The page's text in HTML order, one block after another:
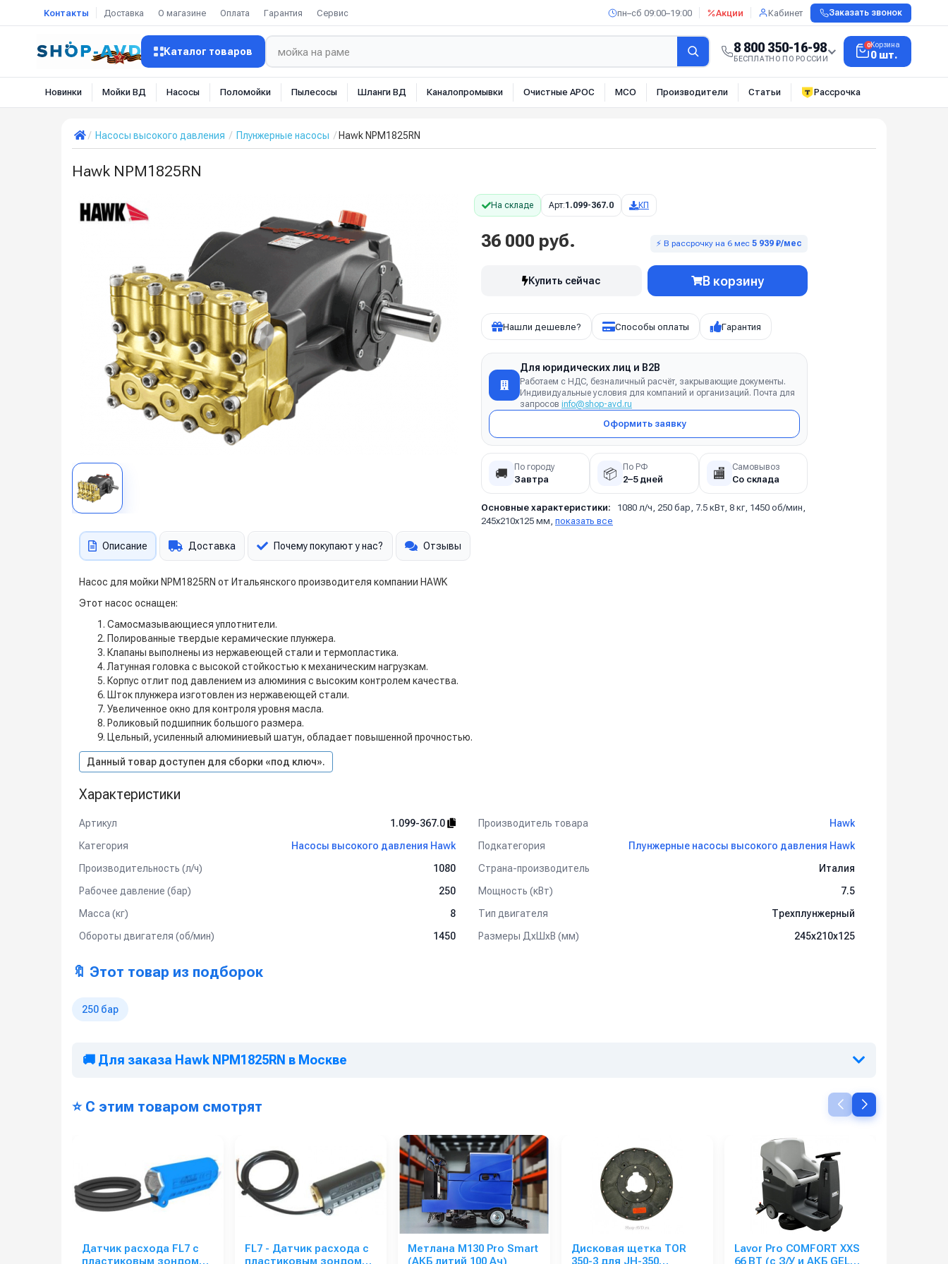
Контакты Доставка О магазине Оплата Гарантия Сервис пн–сб 09:00–19:00 Акции Кабинет Заказать звонок
Каталог товаров 8 800 350-16-98
БЕСПЛАТНО ПО РОССИИ
0Корзина
0 шт.
Новинки Мойки ВД Насосы Поломойки Пылесосы Шланги ВД Каналопромывки Очистные АРОС МСО Производители Статьи Рассрочка
Насосы высокого давления Плунжерные насосы Hawk NPM1825RN
Hawk NPM1825RN
На складе Арт:1.099-367.0 КП
36 000 руб. ⚡ В рассрочку на 6 мес5 939 ₽/мес
Купить сейчас В корзину
Нашли дешевле? Способы оплаты Гарантия
Для юридических лиц и B2B
Работаем с НДС, безналичный расчёт, закрывающие документы.
Индивидуальные условия для компаний и организаций. Почта для
запросов info@shop-avd.ru
Оформить заявку
🚚 По городу
Завтра 📦 По РФ
2–5 дней 🏬 Самовывоз
Со склада
Основные характеристики:
1080 л/ч, 250 бар, 7.5 кВт, 8 кг, 1450 об/мин,
245х210х125 мм, показать все
Описание Доставка Почему покупают у нас? Отзывы
Насос для мойки NPM1825RN от Итальянского производителя компании HAWK
Этот насос оснащен:
Самосмазывающиеся уплотнители.
Полированные твердые керамические плунжера.
Клапаны выполнены из нержавеющей стали и термопластика.
Латунная головка с высокой стойкостью к механическим нагрузкам.
Корпус отлит под давлением из алюминия с высоким контролем качества.
Шток плунжера изготовлен из нержавеющей стали.
Увеличенное окно для контроля уровня масла.
Роликовый подшипник большого размера.
Цельный, усиленный алюминиевый шатун, обладает повышенной прочностью.
Данный товар доступен для сборки «под ключ».
Характеристики
Артикул 1.099-367.0 Производитель товара
Hawk
Категория
Насосы высокого давления Hawk Подкатегория
Плунжерные насосы высокого давления Hawk
Производительность (л/ч)
1080 Страна-производитель
Италия
Рабочее давление (бар)
250 Мощность (кВт)
7.5
Масса (кг)
8 Тип двигателя
Трехплунжерный
Обороты двигателя (об/мин)
1450 Размеры ДхШхВ (мм) 245х210х125
🔖 Этот товар из подборок
250 бар
🚚 Для заказа Hawk NPM1825RN в Москве
⭐ С этим товаром смотрят
Датчик расхода FL7 с
пластиковым зондом
FL7 - Датчик расхода с
пластиковым зондом
Метлана М130 Pro Smart
(АКБ литий 100 Ач)
Дисковая щетка TOR
350-3 для JH-350
Lavor Pro COMFORT XXS
66 BT (с З/У и АКБ GEL